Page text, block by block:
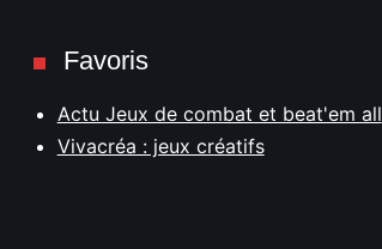
Favoris
Actu Jeux de combat et beat'em all
Vivacréa : jeux créatifs